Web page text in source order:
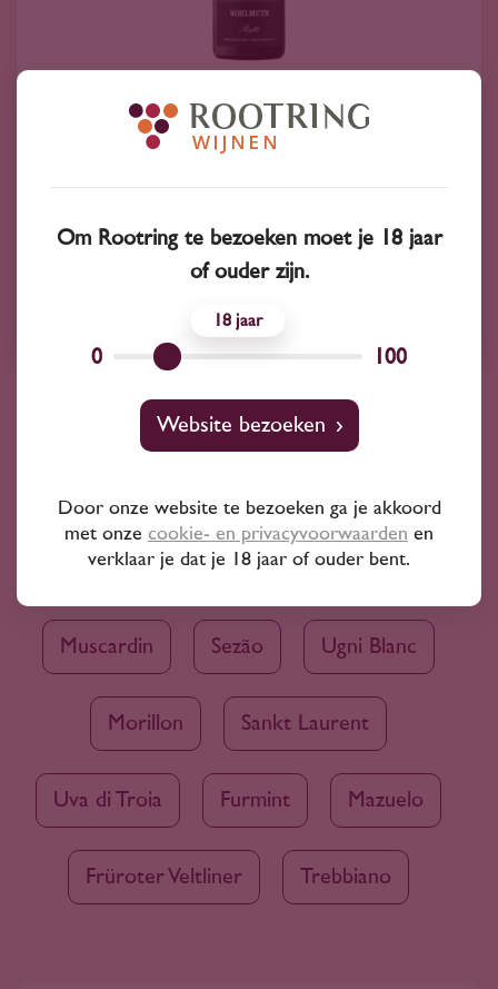
2025 Oostenrijk
Wohlmuth Südsteiermark Gelber
18
Gelber Muskateller
Wohlmuth
Muscardin Sezão Ugni Blanc
Morillon Sankt Laurent
Uva di Troia Furmint Mazuelo
Früroter Veltliner Trebbiano
Om Rootring te bezoeken moet je 18 jaar
of ouder zijn.
0
18
100
Website bezoeken
Door onze website te bezoeken ga je akkoord
met onze cookie- en privacyvoorwaarden en
verklaar je dat je 18 jaar of ouder bent.